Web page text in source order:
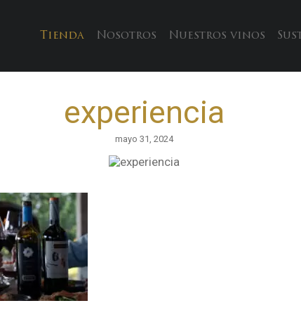
Tienda Nosotros Nuestros vinos
experiencia
mayo 31, 2024